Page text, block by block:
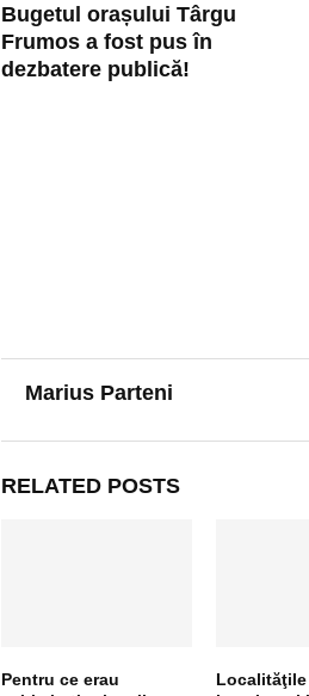
Bugetul orașului Târgu
Frumos a fost pus în
dezbatere publică!
Marius Parteni
RELATED POSTS
Pentru ce erau